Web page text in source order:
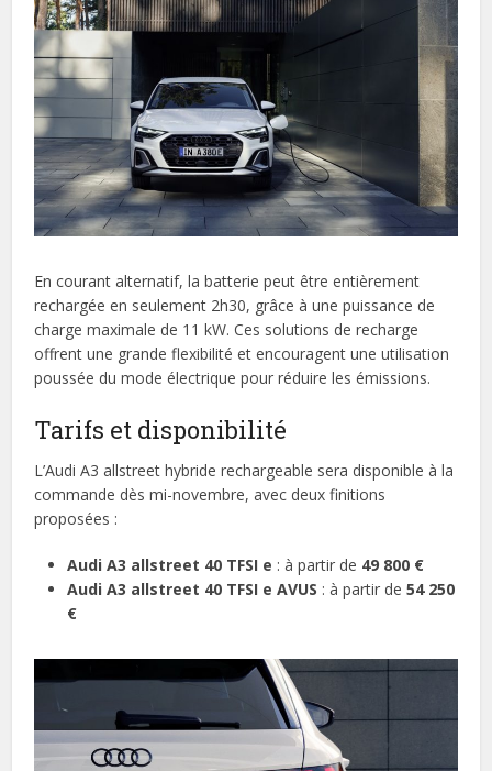
En courant alternatif, la batterie peut être entièrement
rechargée en seulement 2h30, grâce à une puissance de
charge maximale de 11 kW. Ces solutions de recharge
offrent une grande flexibilité et encouragent une utilisation
poussée du mode électrique pour réduire les émissions.
Tarifs et disponibilité
L’Audi A3 allstreet hybride rechargeable sera disponible à la
commande dès mi-novembre, avec deux finitions
proposées :
Audi A3 allstreet 40 TFSI e : à partir de 49 800 €
Audi A3 allstreet 40 TFSI e AVUS : à partir de54 250
€